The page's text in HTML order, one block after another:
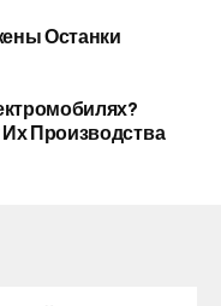
Останки
Производства